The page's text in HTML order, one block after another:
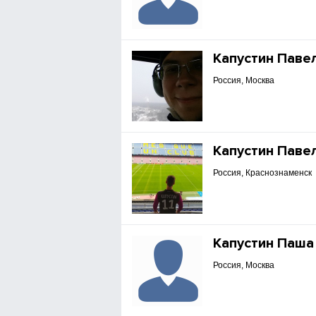
Капустин
Россия, Москва
Капустин
Россия, Краснознаменск
Капустин Паша
Россия, Москва